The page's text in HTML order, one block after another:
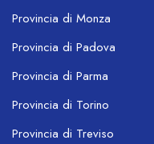
Provincia di Monza
Provincia di Padova
Provincia di Parma
Provincia di Torino
Provincia di Treviso